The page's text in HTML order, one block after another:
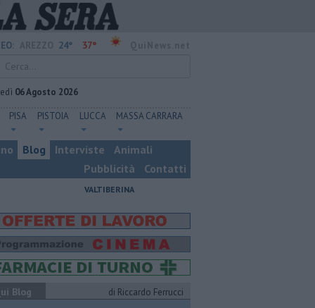
24° 37°
06 Agosto 2026
PISA PISTOIA LUCCA MASSA CARRARA
Blog Interviste
Animali
Pubblicità
Contatti
VALTIBERINA
Blog
di Riccardo Ferrucci